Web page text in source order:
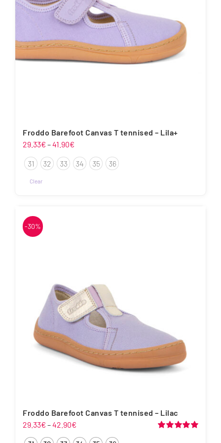
tootelehel.
Froddo Barefoot Canvas T tennised – Lila+
29.33€ –41.90€
29.33€
kuni
31 32 33 34 35 36
Clear
on
mitu
tootelehel.
-30%
Froddo Barefoot Canvas T tennised – Lilac
29.33€ –42.90€
29.33€